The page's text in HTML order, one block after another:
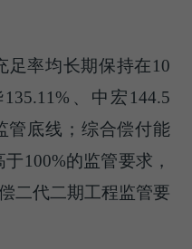
足率均长期保持在10
、中宏144.5
管底线；综合偿付能
100%的监管要求，
二代二期工程监管要